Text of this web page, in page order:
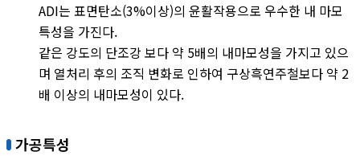
ADI는 표면탄소(3%이상)의 윤활작용으로 우수한 내 마모
특성을 가진다.
같은 강도의 단조강 보다 약 5배의 내마모성을 가지고 있으
며 열처리 후의 조직 변화로 인하여 구상흑연주철보다 약 2
배 이상의 내마모성이 있다.
가공특성